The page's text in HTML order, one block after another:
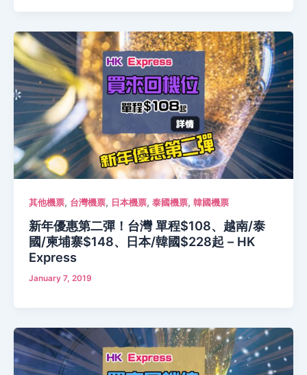
其他機票, 台灣機票, 日本機票, 泰國機票, 韓國機票
新年優惠第二彈！台灣 單程$108、越南/泰
國/柬埔寨$148、日本/韓國$228起 – HK
Express
January 7, 2019